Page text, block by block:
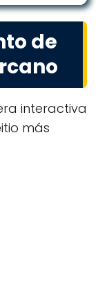
de
interactiva
más